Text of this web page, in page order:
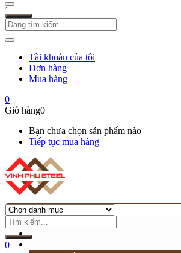
Tài khoản của tôi
Đơn hàng
Mua hàng
0
Giỏ hàng0
Bạn chưa chọn sản phẩm nào
Tiếp tục mua hàng
0
Trang chủ
Giới thiệu